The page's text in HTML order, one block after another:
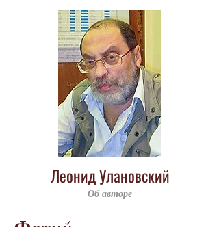
Леонид Улановский
Об авторе